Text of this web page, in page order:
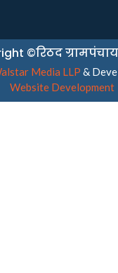
©रिठद
Media LLP &
Website Development